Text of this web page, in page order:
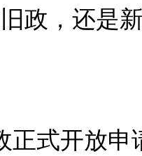
政，还是
正式开放